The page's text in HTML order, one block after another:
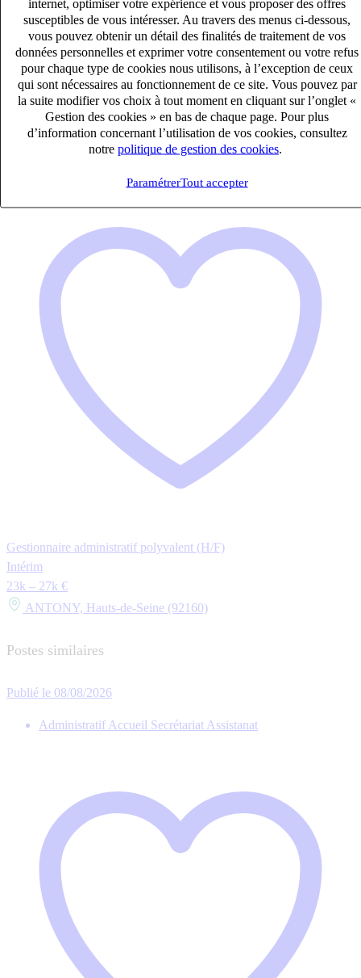
internet, optimiser votre expérience et vous proposer des offres
susceptibles de vous intéresser. Au travers des menus ci-dessous,
vous pouvez obtenir un détail des finalités de traitement de vos
données personnelles et exprimer votre consentement ou votre refus
pour chaque type de cookies nous utilisons, à l’exception de ceux
qui sont nécessaires au fonctionnement de ce site. Vous pouvez par
la suite modifier vos choix à tout moment en cliquant sur l’onglet «
Gestion des cookies » en bas de chaque page. Pour plus
d’information concernant l’utilisation de vos cookies, consultez
notre politique de gestion des cookies
ParamétrerTout accepter
Assistant de Gestion Administratif (H/F)
Intérim
33k – 40k €
Montesson, Yvelines (78360)
Publié le 08/08/2026
Administratif Accueil Secrétariat Assistanat
Gestionnaire administratif polyvalent (H/F)
Intérim
23k – 27k €
ANTONY, Hauts-de-Seine (92160)
Postes similaires
Publié le 08/08/2026
Administratif Accueil Secrétariat Assistanat